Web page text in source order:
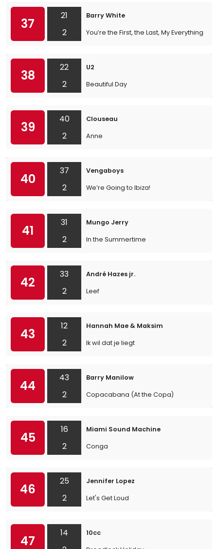
37
21
2
Barry White
You’re the First, the Last, My Everything
38
22
2
U2
Beautiful Day
39
40
2
Clouseau
Anne
40
37
2
Vengaboys
We’re Going to Ibiza!
41
31
2
Mungo Jerry
In the Summertime
42
33
2
André Hazes jr.
Leef
43
12
2
Hannah Mae & Maksim
Ik wil dat je liegt
44
43
2
Barry Manilow
Copacabana (At the Copa)
45
16
2
Miami Sound Machine
Conga
46
25
2
Jennifer Lopez
Let's Get Loud
47
14
10cc